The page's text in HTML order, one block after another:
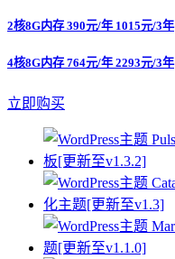
2核8G内存 390元/年 1015元/3年
4核8G内存 764元/年 2293元/3年
立即购买